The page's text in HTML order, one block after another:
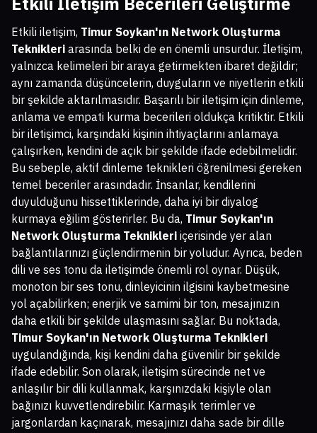
Etkili iletişim, Timur Soykan'ın Network Oluşturma
Teknikleri arasında belki de en önemli unsurdur. İletişim,
yalnızca kelimeleri bir araya getirmekten ibaret değildir;
aynı zamanda düşüncelerin, duyguların ve niyetlerin etkili
bir şekilde aktarılmasıdır. Başarılı bir iletişim için dinleme,
anlama ve empati kurma becerileri oldukça kritiktir. Etkili
bir iletişimci, karşındaki kişinin ihtiyaçlarını anlamaya
çalışırken, kendini de açık bir şekilde ifade edebilmelidir.
Bu sebeple, aktif dinleme teknikleri öğrenilmesi gereken
temel beceriler arasındadır. İnsanlar, kendilerini
duyulduğunu hissettiklerinde, daha iyi bir diyalog
kurmaya eğilim gösterirler. Bu da, Timur Soykan'ın
Network Oluşturma Teknikleri içerisinde yer alan
bağlantılarınızı güçlendirmenin bir yoludur. Ayrıca, beden
dili ve ses tonu da iletişimde önemli rol oynar. Düşük,
monoton bir ses tonu, dinleyicinin ilgisini kaybetmesine
yol açabilirken; enerjik ve samimi bir ton, mesajınızın
daha etkili bir şekilde ulaşmasını sağlar. Bu noktada,
Timur Soykan'ın Network Oluşturma Teknikleri
uygulandığında, kişi kendini daha güvenilir bir şekilde
ifade edebilir. Son olarak, iletişim sürecinde net ve
anlaşılır bir dili kullanmak, karşınızdaki kişiyle olan
bağınızı kuvvetlendirebilir. Karmaşık terimler ve
jargonlardan kaçınarak, mesajınızı daha sade bir dille